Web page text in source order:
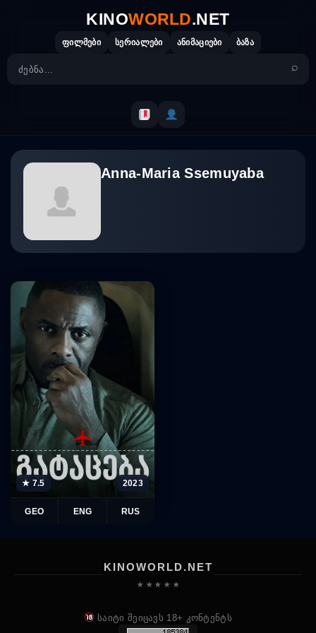
KINOWORLD.NET
ფილმები სერიალები ანიმაციები ბაზა
Anna-Maria Ssemuyaba
★ 7.5 2023
GEO ENG RUS
KINOWORLD.NET
★ ★ ★ ★ ★
საიტი შეიცავს 18+ კონტენტს